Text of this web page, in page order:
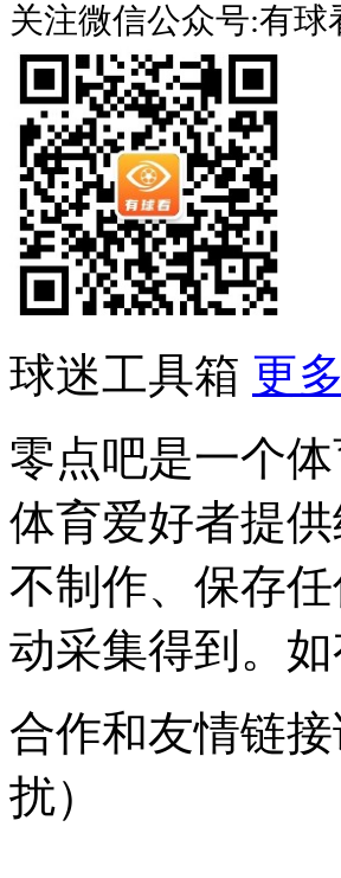
关注微信公众号:有
球迷工具箱 更多
零点吧是一个
体育爱好者提
不制作、保存
动采集得到。
合作和友情链
扰）